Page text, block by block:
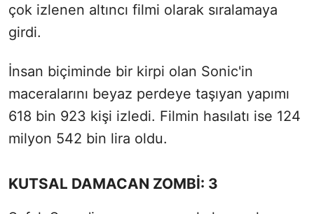
çok izlenen altıncı filmi olarak sıralamaya
girdi.
İnsan biçiminde bir kirpi olan Sonic'in
maceralarını beyaz perdeye taşıyan yapımı
618 bin 923 kişi izledi. Filmin hasılatı ise 124
milyon 542 bin lira oldu.
KUTSAL DAMACAN ZOMBİ: 3